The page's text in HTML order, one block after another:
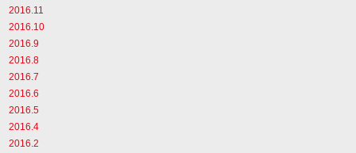
2016.11
2016.10
2016.9
2016.8
2016.7
2016.6
2016.5
2016.4
2016.2